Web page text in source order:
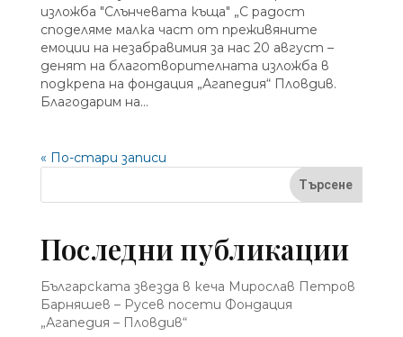
изложба "Слънчевата къща" „С радост
споделяме малка част от преживяните
емоции на незабравимия за нас 20 август –
денят на благотворителната изложба в
подкрепа на фондация „Агапедия“ Пловдив.
Благодарим на...
« По-стари записи
Търсене
Последни публикации
Българската звезда в кеча Мирослав Петров
Барняшев – Русев посети Фондация
„Агапедия – Пловдив“